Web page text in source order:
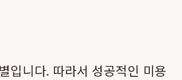
입니다. 따라서 성공적인 미용